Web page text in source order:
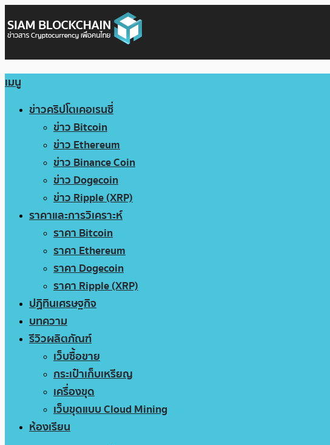
เมนู
ข่าวคริปโตเคอเรนซี่
ข่าว Bitcoin
ข่าว Ethereum
ข่าว Binance Coin
ข่าว Dogecoin
ข่าว Ripple (XRP)
ราคาและการวิเคราะห์
ราคา Bitcoin
ราคา Ethereum
ราคา Dogecoin
ราคา Ripple (XRP)
ปฏิทินเศรษฐกิจ
บทความ
รีวิวผลิตภัณฑ์
เว็บซื้อขาย
กระเป๋าเก็บเหรียญ
เครื่องขุด
เว็บขุดแบบ Cloud Mining
ห้องเรียน